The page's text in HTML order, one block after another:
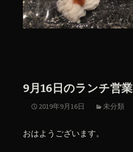
9月16日のランチ営業
2019年9月16日 未分類
おはようございます。